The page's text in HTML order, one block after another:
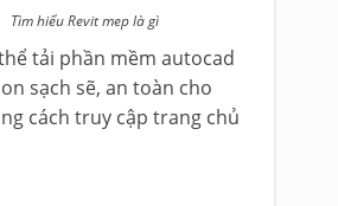
Tìm hiểu Revit mep là gì
tải phần mềm autocad
sạch sẽ, an toàn cho
cách truy cập trang chủ